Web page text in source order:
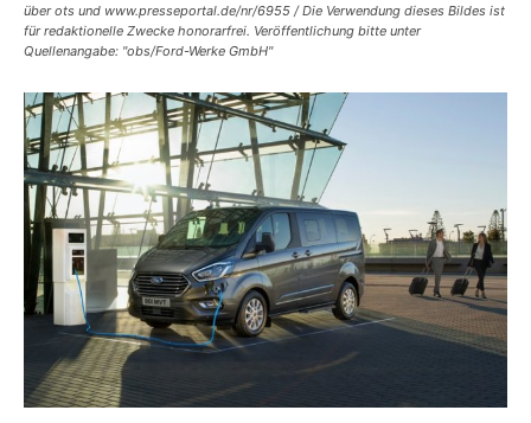
über ots und www.presseportal.de/nr/6955 / Die Verwendung dieses Bildes ist
für redaktionelle Zwecke honorarfrei. Veröffentlichung bitte unter
Quellenangabe: "obs/Ford-Werke GmbH"